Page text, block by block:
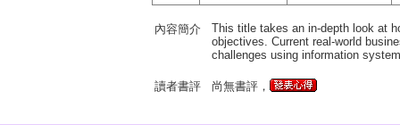
內容簡介
This title takes an in-depth look at
objectives. Current real-world
challenges using information
讀者書評 尚無書評，